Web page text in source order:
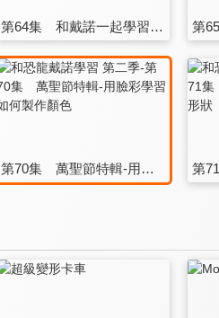
第64集 和戴諾一起學習動物的聲音 第
第70集 萬聖節特輯-用臉彩學習如何製作顏色